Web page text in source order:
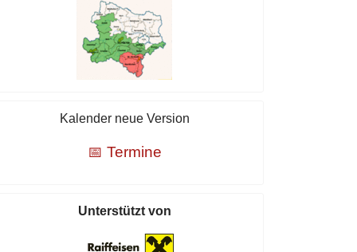
Kalender neue Version
📅 Termine
Unterstützt von